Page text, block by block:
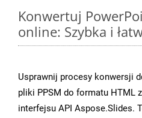
Konwertuj
online: Szybka i
Usprawnij procesy konwersji
pliki PPSM do formatu HTML
interfejsu API Aspose.Slides.